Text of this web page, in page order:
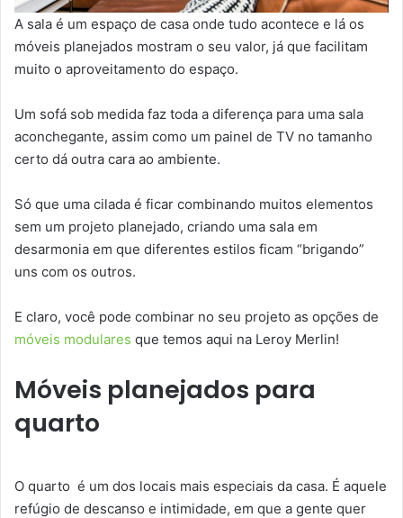
A sala é um espaço de casa onde tudo acontece e lá os
móveis planejados mostram o seu valor, já que facilitam
muito o aproveitamento do espaço.
Um sofá sob medida faz toda a diferença para uma sala
aconchegante, assim como um painel de TV no tamanho
certo dá outra cara ao ambiente.
Só que uma cilada é ficar combinando muitos elementos
sem um projeto planejado, criando uma sala em
desarmonia em que diferentes estilos ficam “brigando”
uns com os outros.
E claro, você pode combinar no seu projeto as opções de
móveis modulares que temos aqui na Leroy Merlin!
Móveis planejados para
quarto
O quarto é um dos locais mais especiais da casa. É aquele
refúgio de descanso e intimidade, em que a gente quer